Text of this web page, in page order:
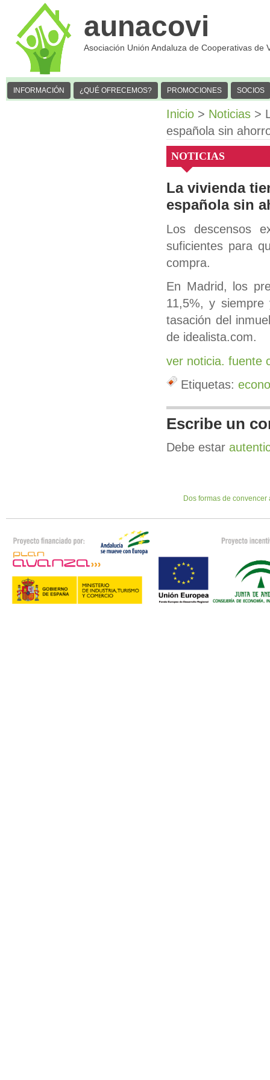
aunacovi
Asociación Unión Andaluza de Cooperativas de
INFORMACIÓN ¿QUÉ OFRECEMOS? PROMOCIONES SOCIOS
Inicio > Noticias >
española sin
NOTICIAS
La vivienda
española sin
Los descensos
suficientes para
compra.
En Madrid, los
11,5%, y
tasación del
de idealista.com.
ver noticia. fuente
Etiquetas:
Escribe un
Debe estar
Dos formas de